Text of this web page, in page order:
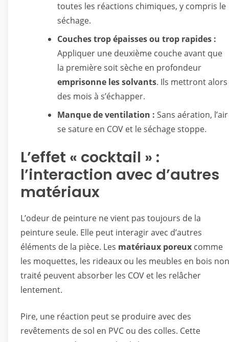
toutes les réactions chimiques, y compris le
séchage.
Couches trop épaisses ou trop rapides :
Appliquer une deuxième couche avant que
la première soit sèche en profondeur
emprisonne les solvants. Ils mettront alors
des mois à s’échapper.
Manque de ventilation : Sans aération, l’air
se sature en COV et le séchage stoppe.
L’effet « cocktail » :
l’interaction avec d’autres
matériaux
L’odeur de peinture ne vient pas toujours de la
peinture seule. Elle peut interagir avec d’autres
éléments de la pièce. Les matériaux poreux comme
les moquettes, les rideaux ou les meubles en bois non
traité peuvent absorber les COV et les relâcher
lentement.
Pire, une réaction peut se produire avec des
revêtements de sol en PVC ou des colles. Cette